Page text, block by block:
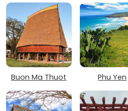
Buon Ma Thuot Phu Yen